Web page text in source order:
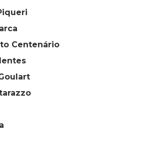
Centenário